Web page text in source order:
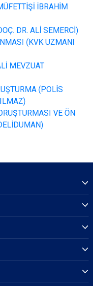
İBRAHİM
DR. ALİ SEMERCİ)
(KVK UZMANI
MEVZUAT
(POLİS
VE ÖN